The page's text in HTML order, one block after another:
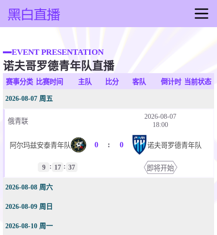
足球直播
篮球直播
足球录像
篮球集锦
篮球新闻
EVENT PRESENTATION
诺夫哥罗德青年队直播
赛事分类 比赛时间 主队 比分 客队 倒计时 当前状态
2026-08-07 周五
俄青联
2026-08-07
18:00
阿尔玛兹安泰青年队 0 : 0 诺夫哥罗德青年队
9 : 17 : 37 即将开始
2026-08-08 周六
2026-08-09 周日
2026-08-10 周一